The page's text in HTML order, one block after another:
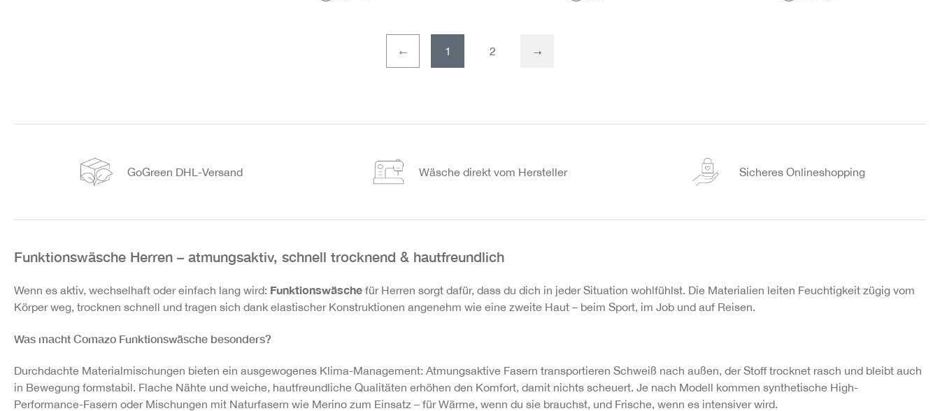
1 2
GoGreen DHL-Versand Wäsche direkt vom Hersteller Sicheres Onlineshopping
Funktionswäsche Herren – atmungsaktiv, schnell trocknend & hautfreundlich
Wenn es aktiv, wechselhaft oder einfach lang wird: Funktionswäsche für Herren sorgt dafür, dass du dich in jeder Situation wohlfühlst. Die Materialien leiten Feuchtigkeit zügig vom
Körper weg, trocknen schnell und tragen sich dank elastischer Konstruktionen angenehm wie eine zweite Haut – beim Sport, im Job und auf Reisen.
Was macht Comazo Funktionswäsche besonders?
Durchdachte Materialmischungen bieten ein ausgewogenes Klima-Management: Atmungsaktive Fasern transportieren Schweiß nach außen, der Stoff trocknet rasch und bleibt auch
in Bewegung formstabil. Flache Nähte und weiche, hautfreundliche Qualitäten erhöhen den Komfort, damit nichts scheuert. Je nach Modell kommen synthetische High-
Performance-Fasern oder Mischungen mit Naturfasern wie Merino zum Einsatz – für Wärme, wenn du sie brauchst, und Frische, wenn es intensiver wird.